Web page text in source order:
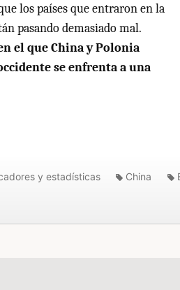
los países que entraron en la
pasando demasiado mal.
el que China y Polonia
se enfrenta a una
y estadísticas China